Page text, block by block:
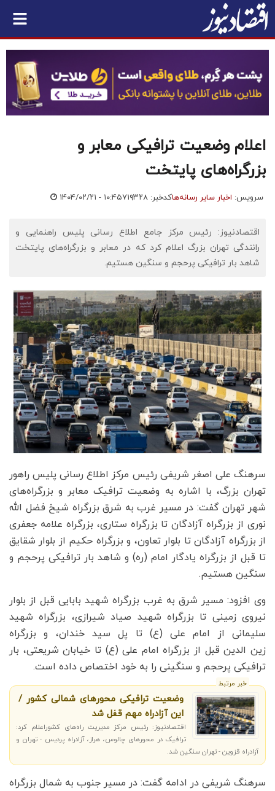
اعلام وضعیت ترافیکی معابر و
بزرگراه‌های پایتخت
سرویس: اخبار سایر رسانه‌هاکدخبر: ۷۱۹۳۲۸ ۱۴۰۴/۰۲/۲۱ - ۱۰:۴۵
اقتصادنیوز: رئیس مرکز جامع اطلاع رسانی پلیس راهنمایی و
رانندگی تهران بزرگ اعلام کرد که در معابر و بزرگراه‌های پایتخت
شاهد بار ترافیکی پرحجم و سنگین هستیم.
سرهنگ علی اصغر شریفی رئیس مرکز اطلاع رسانی پلیس راهور
تهران بزرگ، با اشاره به وضعیت ترافیک معابر و بزرگراه‌های
شهر تهران گفت: در مسیر غرب به شرق بزرگراه شیخ فضل الله
نوری از بزرگراه آزادگان تا بزرگراه ستاری، بزرگراه علامه جعفری
از بزرگراه آزادگان تا بلوار تعاون، و بزرگراه حکیم از بلوار شقایق
تا قبل از بزرگراه یادگار امام (ره) و شاهد بار ترافیکی پرحجم و
سنگین هستیم.
وی افزود: مسیر شرق به غرب بزرگراه شهید بابایی قبل از بلوار
نیروی زمینی تا بزرگراه شهید صیاد شیرازی، بزرگراه شهید
سلیمانی از امام علی (ع) تا پل سید خندان، و بزرگراه
زین الدین قبل از بزرگراه امام علی (ع) تا خیابان شریعتی، بار
ترافیکی پرحجم و سنگینی را به خود اختصاص داده است.
خبر مرتبط
وضعیت ترافیکی محورهای شمالی کشور /
این آزادراه مهم قفل شد
اقتصادنیوز: رئیس مرکز مدیریت راه‌های کشوراعلام کرد:
ترافیک در محور‌های چالوس، هراز، آزادراه پردیس - تهران و
آزادراه قزوین - تهران سنگین شد.
سرهنگ شریفی در ادامه گفت: در مسیر جنوب به شمال بزرگراه